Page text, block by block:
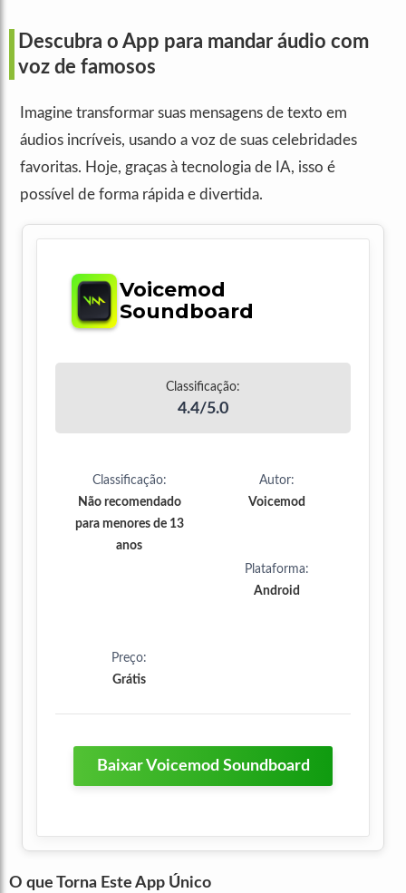
Descubra o App para mandar áudio com
voz de famosos
Imagine transformar suas mensagens de texto em
áudios incríveis, usando a voz de suas celebridades
favoritas. Hoje, graças à tecnologia de IA, isso é
possível de forma rápida e divertida.
Voicemod
Soundboard
Classificação:
4.4/5.0
Classificação:
Não recomendado
para menores de 13
anos
Autor:
Voicemod
Plataforma:
Android
Preço:
Grátis
Baixar Voicemod Soundboard
O que Torna Este App Único